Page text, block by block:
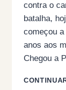
contra o
batalha,
começou
anos aos
Chegou a